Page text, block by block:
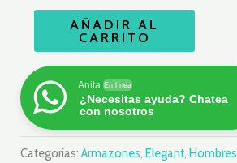
AÑADIR AL
CARRITO
Anita En línea
¿Necesitas ayuda? Chatea
con nosotros
Categorías:Armazones, Elegant, Hombres